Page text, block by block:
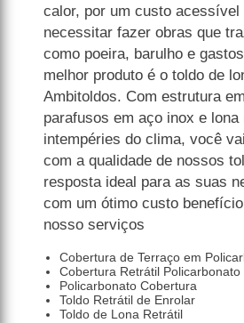
calor, por um custo acessível
necessitar fazer obras que
como poeira, barulho e
melhor produto é o toldo de
Ambitoldos. Com estrutura
parafusos em aço inox e
intempéries do clima, você
com a qualidade de nossos
resposta ideal para as suas
com um ótimo custo
nosso serviços
Cobertura de Terraço em
Cobertura Retrátil
Policarbonato Cobertura
Toldo Retrátil de Enrolar
Toldo de Lona Retrátil